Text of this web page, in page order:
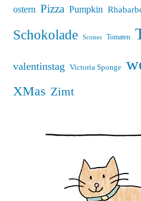
ostern Pizza Pumpkin
Schokolade Scones Tomaten
valentinstag Victoria Sponge
XMas Zimt